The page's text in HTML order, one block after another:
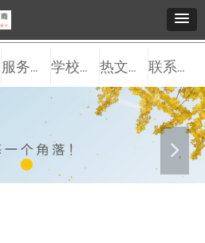
넲
服务内容 学校案例 热文推送 联系我们